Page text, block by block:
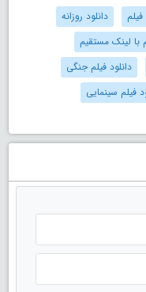
دانلود روزانه
با لینک مستقیم
دانلود فیلم جنگی
فیلم سینمایی